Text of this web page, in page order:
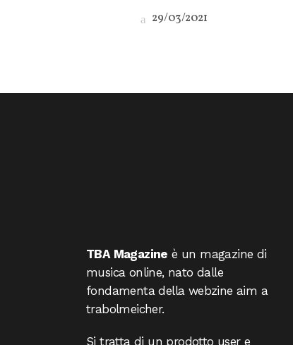
29/03/2021
TBA Magazine è un magazine di
musica online, nato dalle
fondamenta della webzine aim a
trabolmeicher.
Si tratta di un prodotto user e